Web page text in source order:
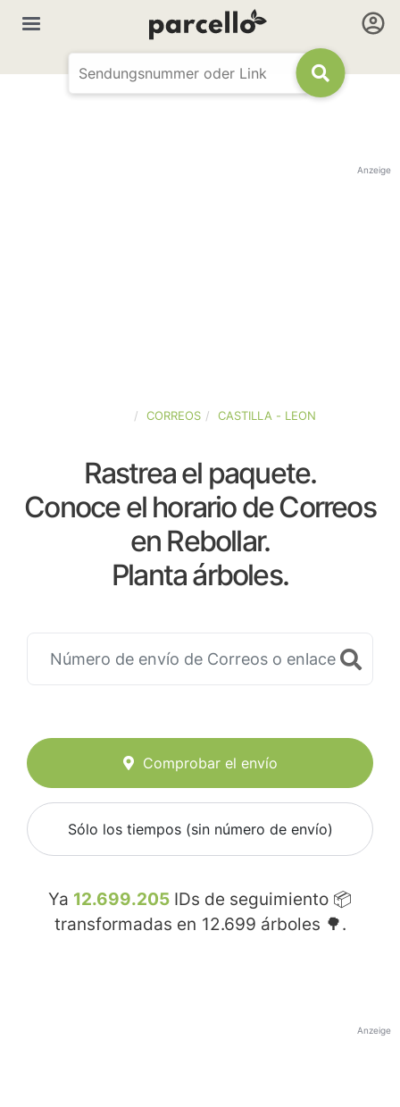
Anzeige
CORREOS CASTILLA - LEON
Rastrea el paquete.
Conoce el horario de Correos
en Rebollar.
Planta árboles.
Comprobar el envío
Sólo los tiempos (sin número de envío)
Ya 12.699.205 IDs de seguimiento 📦
transformadas en 12.699 árboles 🌳.
Anzeige